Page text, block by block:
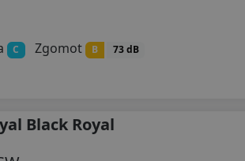
C Zgomot B 73 dB
Black Royal